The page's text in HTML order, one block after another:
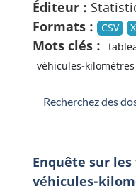
Éditeur :
Formats :
CSV
Mots clés :
véhicules-kilomètres
Recherchez des
Enquête sur
véhicules-